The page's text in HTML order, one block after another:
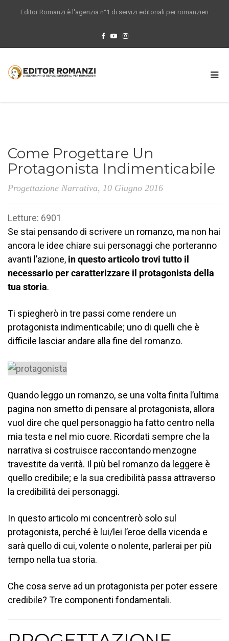
Editor Romanzi è l'agenzia n°1 di servizi editoriali per romanzieri
Come Progettare Un
Protagonista Indimenticabile
Progettazione Narrativa, 10 Giugno 2016
Letture: 6901
Se stai pensando di scrivere un romanzo, ma non hai
ancora le idee chiare sui personaggi che porteranno
avanti l’azione, in questo articolo trovi tutto il
necessario per caratterizzare il protagonista della
tua storia.
Ti spiegherò in tre passi come rendere un
protagonista indimenticabile; uno di quelli che è
difficile lasciar andare alla fine del romanzo.
Quando leggo un romanzo, se una volta finita l’ultima
pagina non smetto di pensare al protagonista, allora
vuol dire che quel personaggio ha fatto centro nella
mia testa e nel mio cuore. Ricordati sempre che la
narrativa si costruisce raccontando menzogne
travestite da verità. Il più bel romanzo da leggere è
quello credibile; e la sua credibilità passa attraverso
la credibilità dei personaggi.
In questo articolo mi concentrerò solo sul
protagonista, perché è lui/lei l’eroe della vicenda e
sarà quello di cui, volente o nolente, parlerai per più
tempo nella tua storia.
Che cosa serve ad un protagonista per poter essere
credibile? Tre componenti fondamentali.